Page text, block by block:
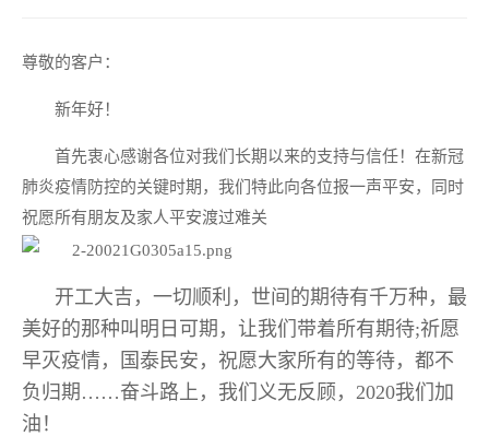
尊敬的客户：
新年好！
首先衷心感谢各位对我们长期以来的支持与信任！在新冠
肺炎疫情防控的关键时期，我们特此向各位报一声平安，同时
祝愿所有朋友及家人平安渡过难关
开工大吉，一切顺利，世间的期待有千万种，最
美好的那种叫明日可期，让我们带着所有期待;祈愿
早灭疫情，国泰民安，祝愿大家所有的等待，都不
负归期……奋斗路上，我们义无反顾，2020我们加
油！